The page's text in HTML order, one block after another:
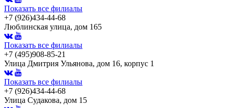
Показать все филиалы
+7 (926)434-44-68
Люблинская улица, дом 165
Показать все филиалы
+7 (495)908-85-21
Улица Дмитрия Ульянова, дом 16, корпус 1
Показать все филиалы
+7 (926)434-44-68
Улица Судакова, дом 15